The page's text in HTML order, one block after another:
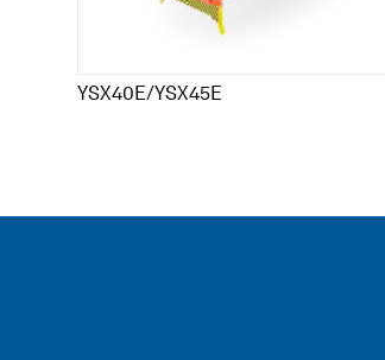
YSX40E/YSX45E